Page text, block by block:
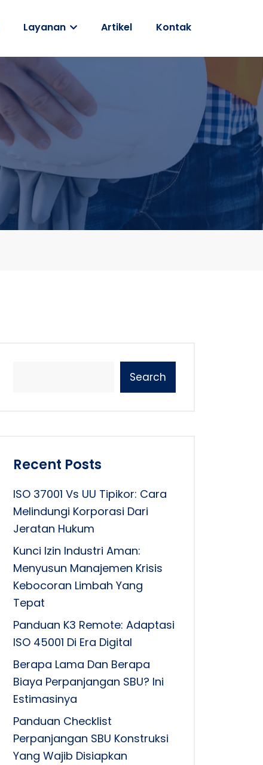
Layanan Artikel Kontak
Search
Recent Posts
ISO 37001 Vs UU Tipikor: Cara
Melindungi Korporasi Dari
Jeratan Hukum
Kunci Izin Industri Aman:
Menyusun Manajemen Krisis
Kebocoran Limbah Yang
Tepat
Panduan K3 Remote: Adaptasi
ISO 45001 Di Era Digital
Berapa Lama Dan Berapa
Biaya Perpanjangan SBU? Ini
Estimasinya
Panduan Checklist
Perpanjangan SBU Konstruksi
Yang Wajib Disiapkan